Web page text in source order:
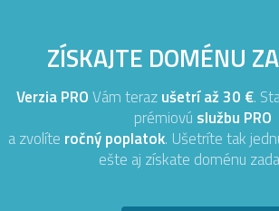
ZÍSKAJTE DOMÉNU
Verzia PROVám terazušetrí až 30 €.
prémiovú službu PRO
a zvolíte ročný poplatok. Ušetríte tak
ešte aj získate doménu